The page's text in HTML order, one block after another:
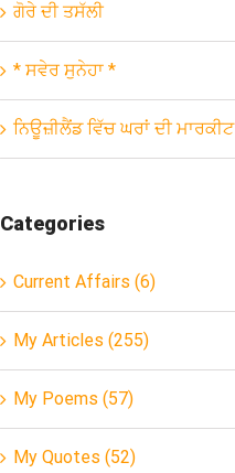
ਗੋਰੇ ਦੀ ਤਸੱਲੀ
* ਸਵੇਰ ਸੁਨੇਹਾ *
ਨਿਊਜ਼ੀਲੈਂਡ ਵਿੱਚ ਘਰਾਂ ਦੀ ਮਾਰਕੀਟ
Categories
Current Affairs (6)
My Articles (255)
My Poems (57)
My Quotes (52)